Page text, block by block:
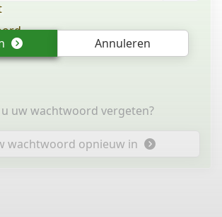
Annuleren
uw wachtwoord vergeten?
wachtwoord opnieuw in